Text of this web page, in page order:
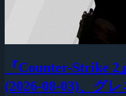
『Counter-Strike
(2026-08-03)、グ